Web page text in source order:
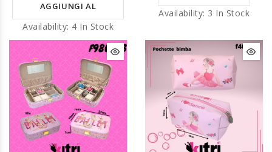
AGGIUNGI AL
CARRELLO
Availability: 4 In Stock
Availability: 3 In Stock